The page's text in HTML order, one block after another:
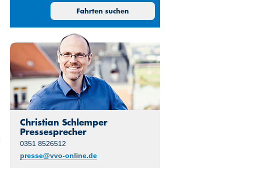
31 1 2
7 8 9
15
18 20 21 23
25 26 27 28 29 30
1 2 3 4 5 6
19:00
20:00
20:30
21:00
21:30
Fahrten suchen
Christian Schlemper
Pressesprecher
0351 8526512
presse@vvo-online.de